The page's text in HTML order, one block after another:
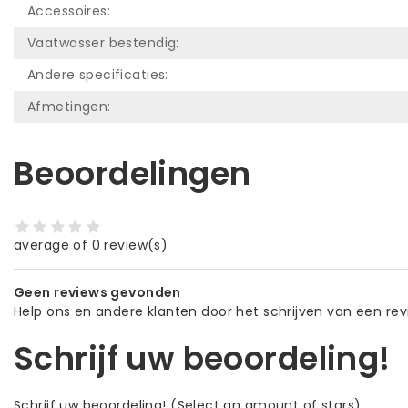
Accessoires:
Vaatwasser bestendig:
Andere specificaties:
Afmetingen:
Beoordelingen
average of 0 review(s)
Geen reviews gevonden
Help ons en andere klanten door het schrijven van een
Schrijf uw beoordeling!